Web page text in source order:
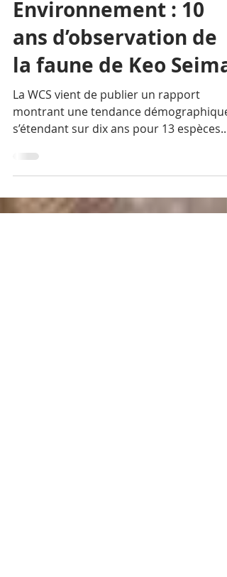
30 oct. 2020
3 min de lecture
Nature &
Environnement : 10
ans d’observation de
la faune de Keo Seima
La WCS vient de publier un rapport
montrant une tendance démographique
s’étendant sur dix ans pour 13 espèces...